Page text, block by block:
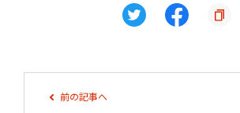
前の記事へ